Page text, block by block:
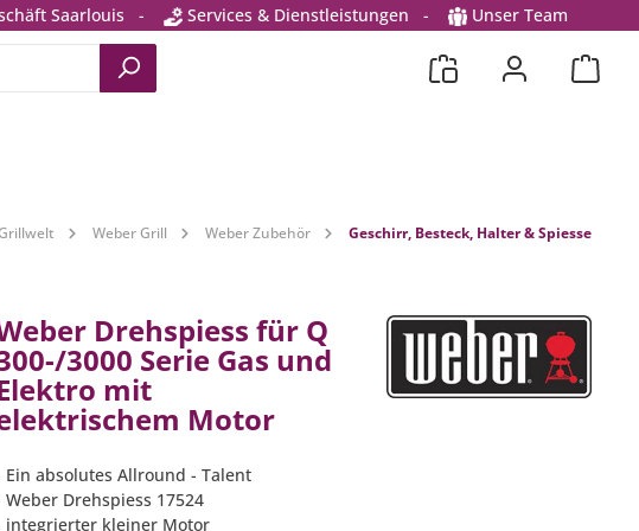
Saarlouis - Services & Dienstleistungen - Unser Team
Weber Grill Weber Zubehör Geschirr, Besteck, Halter & Spiesse
Drehspiess für Q
3000 Serie Gas und
mit
Motor
Ein absolutes Allround - Talent
Weber Drehspiess 17524
integrierter kleiner Motor